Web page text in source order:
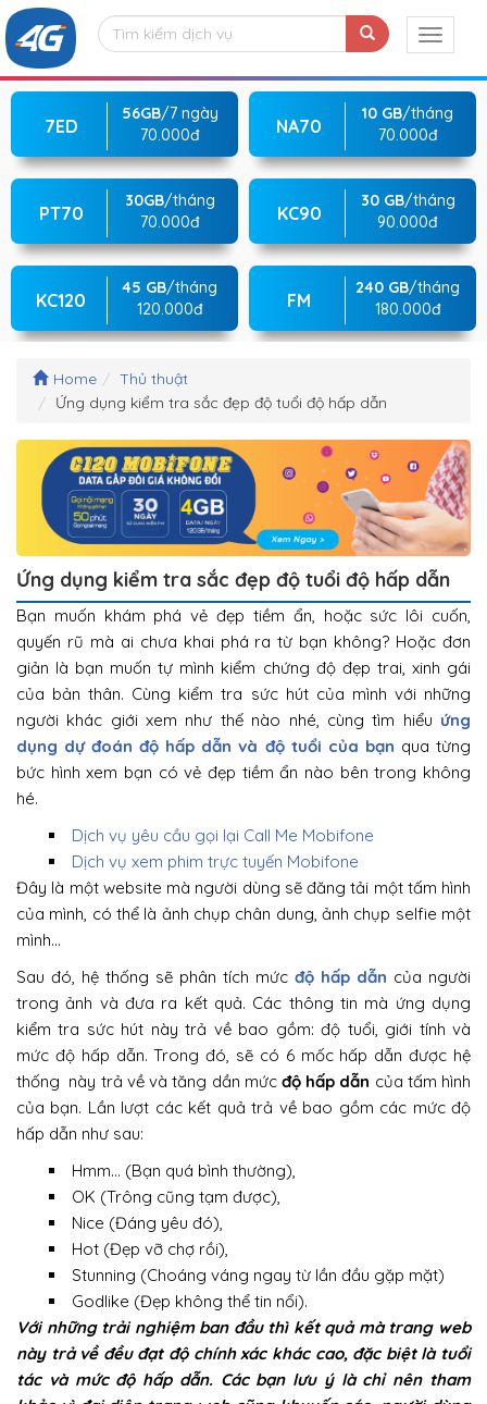
7ED
56GB/7 ngày
70.000đ
NA70
10 GB/tháng
70.000đ
PT70
30GB/tháng
70.000đ
KC90
30 GB/tháng
90.000đ
KC120
45 GB/tháng
120.000đ
FM
240 GB/tháng
180.000đ
Home
Thủ thuật
Ứng dụng kiểm tra sắc đẹp độ tuổi độ hấp dẫn
Ứng dụng kiểm tra sắc đẹp độ tuổi độ hấp dẫn
Bạn muốn khám phá vẻ đẹp tiềm ẩn, hoặc sức lôi cuốn,
quyến rũ mà ai chưa khai phá ra từ bạn không? Hoặc đơn
giản là bạn muốn tự mình kiểm chứng độ đẹp trai, xinh gái
của bản thân. Cùng kiểm tra sức hút của mình với những
người khác giới xem như thế nào nhé, cùng tìm hiểu ứng
dụng dự đoán độ hấp dẫn và độ tuổi của bạn qua từng
bức hình xem bạn có vẻ đẹp tiềm ẩn nào bên trong không
hé.
Dịch vụ yêu cầu gọi lại Call Me Mobifone
Dịch vụ xem phim trực tuyến Mobifone
Đây là một website mà người dùng sẽ đăng tải một tấm hình
của mình, có thể là ảnh chụp chân dung, ảnh chụp selfie một
mình…
Sau đó, hệ thống sẽ phân tích mức độ hấp dẫn của người
trong ảnh và đưa ra kết quả. Các thông tin mà ứng dụng
kiểm tra sức hút này trả về bao gồm: độ tuổi, giới tính và
mức độ hấp dẫn. Trong đó, sẽ có 6 mốc hấp dẫn được hệ
thống này trả về và tăng dần mức độ hấp dẫn của tấm hình
của bạn. Lần lượt các kết quả trả về bao gồm các mức độ
hấp dẫn như sau:
Hmm… (Bạn quá bình thường),
OK (Trông cũng tạm được),
Nice (Đáng yêu đó),
Hot (Đẹp vỡ chợ rồi),
Stunning (Choáng váng ngay từ lần đầu gặp mặt)
Godlike (Đẹp không thể tin nổi).
Với những trải nghiệm ban đầu thì kết quả mà trang web
này trả về đều đạt độ chính xác khác cao, đặc biệt là tuổi
tác và mức độ hấp dẫn. Các bạn lưu ý là chỉ nên tham